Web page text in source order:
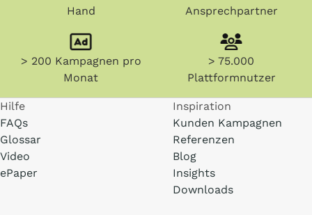
Hand
Ansprechpartner
> 200 Kampagnen pro
Monat
> 75.000
Plattformnutzer
Hilfe
FAQs
Glossar
Video
ePaper
Inspiration
Kunden Kampagnen
Referenzen
Blog
Insights
Downloads